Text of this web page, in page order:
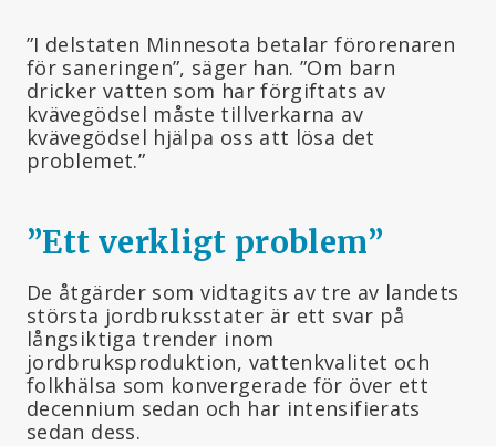
”I delstaten Minnesota betalar förorenaren
för saneringen”, säger han. ”Om barn
dricker vatten som har förgiftats av
kvävegödsel måste tillverkarna av
kvävegödsel hjälpa oss att lösa det
problemet.”
”Ett verkligt problem”
De åtgärder som vidtagits av tre av landets
största jordbruksstater är ett svar på
långsiktiga trender inom
jordbruksproduktion, vattenkvalitet och
folkhälsa som konvergerade för över ett
decennium sedan och har intensifierats
sedan dess.